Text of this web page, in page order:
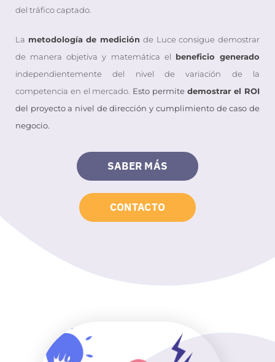
del tráfico captado.
La metodología de medición de Luce consigue demostrar
de manera objetiva y matemática el beneficio generado
independientemente del nivel de variación de la
competencia en el mercado. Esto permite demostrar el ROI
del proyecto a nivel de dirección y cumplimiento de caso de
negocio.
SABER MÁS
CONTACTO